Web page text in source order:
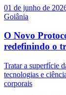
01 de junho de
Goiânia
O Novo
redefinindo o
Tratar a superfície
tecnologias e
corporais